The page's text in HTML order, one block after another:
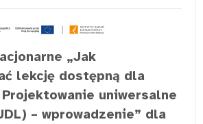
„Jak
lekcję dostępną dla
uniwersalne
– wprowadzenie” dla